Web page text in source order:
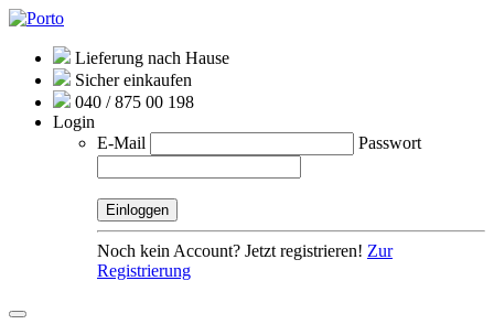
Lieferung nach Hause
Sicher einkaufen
040 / 875 00 198
Login
E-Mail
Passwort
Noch kein Account? Jetzt registrieren! Zur
Registrierung